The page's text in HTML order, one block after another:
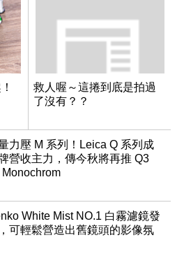
救人喔～這捲到底是拍過
了沒有？？
力壓 M 系列！Leica Q 系列成
營收主力，傳今秋將再推 Q3
Monochrom
White Mist NO.1 白霧濾鏡發
可輕鬆營造出舊鏡頭的影像氛